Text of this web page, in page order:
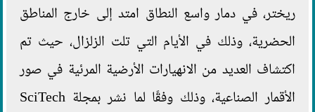
ريختر، في دمار واسع النطاق امتد إلى خارج المناطق
الحضرية، وذلك في الأيام التي تلت الزلزال، حيث تم
اكتشاف العديد من الانهيارات الأرضية المرئية في صور
الأقمار الصناعية، وذلك وفقًا لما نشر بمجلة SciTech